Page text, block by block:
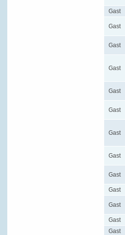
Gast
Gast
Gast
Gast
Gast
Gast
Gast
Gast
Gast
Gast
Gast
Gast
Gast